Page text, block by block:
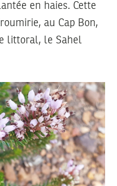
en haies. Cette
au Cap Bon,
littoral, le Sahel